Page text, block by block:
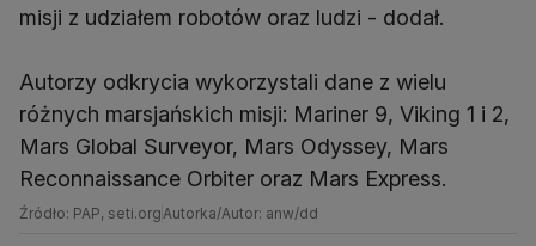
misji z udziałem robotów oraz ludzi - dodał.
Autorzy odkrycia wykorzystali dane z wielu
różnych marsjańskich misji: Mariner 9, Viking 1 i 2,
Mars Global Surveyor, Mars Odyssey, Mars
Reconnaissance Orbiter oraz Mars Express.
Źródło: PAP, seti.orgAutorka/Autor: anw/dd